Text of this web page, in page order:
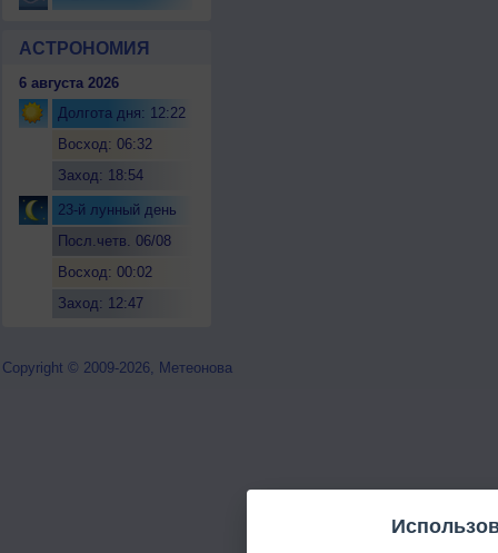
АСТРОНОМИЯ
6 августа 2026
Долгота дня: 12:22
Восход: 06:32
Заход: 18:54
23-й лунный день
Посл.четв. 06/08
Восход: 00:02
Заход: 12:47
Copyright © 2009-2026, Метеонова